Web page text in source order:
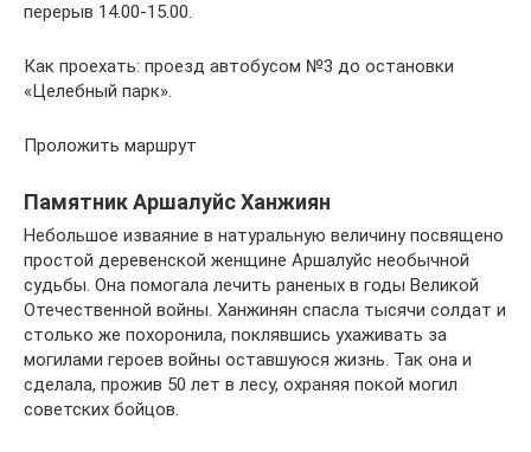
перерыв 14.00-15.00.
Как проехать: проезд автобусом №3 до остановки
«Целебный парк».
Проложить маршрут
Памятник Аршалуйс Ханжиян
Небольшое изваяние в натуральную величину посвящено
простой деревенской женщине Аршалуйс необычной
судьбы. Она помогала лечить раненых в годы Великой
Отечественной войны. Ханжинян спасла тысячи солдат и
столько же похоронила, поклявшись ухаживать за
могилами героев войны оставшуюся жизнь. Так она и
сделала, прожив 50 лет в лесу, охраняя покой могил
советских бойцов.